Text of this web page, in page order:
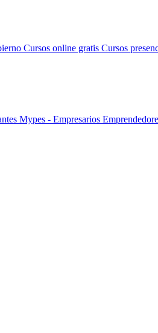
Cursos online gratis Cursos
Mypes - Empresarios